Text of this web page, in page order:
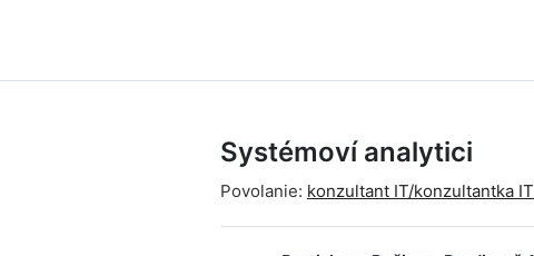
Systémoví analytici
Povolanie: konzultant IT/konzultantka IT